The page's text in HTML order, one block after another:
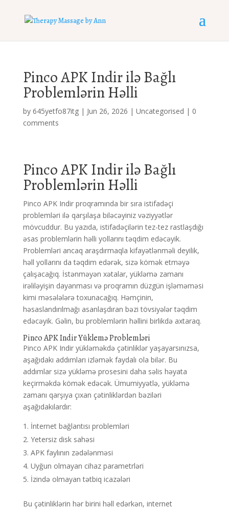
Pinco APK Indir ilə Bağlı
Problemlərin Həlli
by 645yetfo87itg| Jun 26, 2026 | Uncategorised | 0
comments
Pinco APK Indir ilə Bağlı
Problemlərin Həlli
Pinco APK Indir proqramında bir sıra istifadəçi
problemləri ilə qarşılaşa biləcəyiniz vəziyyətlər
mövcuddur. Bu yazıda, istifadəçilərin tez-tez rastlaşdığı
əsas problemlərin həlli yollarını təqdim edəcəyik.
Problemləri ancaq araşdırmaqla kifayətlənməli deyilik,
həll yollarını da təqdim edərək, sizə kömək etməyə
çalışacağıq. İstənməyən xətalar, yükləmə zamanı
irəliləyişin dayanması və proqramın düzgün işləməməsi
kimi məsələlərə toxunacağıq. Həmçinin,
həsaslandırılmağı asanlaşdıran bəzi tövsiyələr təqdim
edəcəyik. Gəlin, bu problemlərin həllini birlikdə axtaraq.
Pinco APK Indir Yüklemə Problemləri
Pinco APK Indir yükləməkdə çətinliklər yaşayarsınızsa,
aşağıdakı addımları izləmək faydalı ola bilər. Bu
addımlar sizə yükləmə prosesini daha səlis həyata
keçirməkdə kömək edəcək. Ümumiyyətlə, yükləmə
zamanı qarşıya çıxan çətinliklərdən bəziləri
aşağıdakılardır:
İnternet bağlantısı problemləri
Yetersiz disk sahəsi
APK faylının zədələnməsi
Uyğun olmayan cihaz parametrləri
İzində olmayan tətbiq icazələri
Bu çətinliklərin hər birini həll edərkən, internet